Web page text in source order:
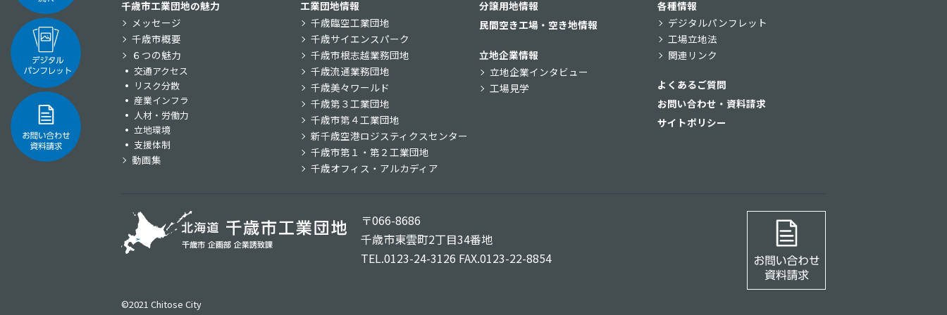
千歳市工業団地の魅力
メッセージ
千歳市概要
６つの魅力
交通アクセス
リスク分散
産業インフラ
人材・労働力
立地環境
支援体制
動画集
工業団地情報
千歳臨空工業団地
千歳サイエンスパーク
千歳市根志越業務団地
千歳流通業務団地
千歳美々ワールド
千歳第３工業団地
千歳市第４工業団地
新千歳空港ロジスティクスセンター
千歳市第１・第２工業団地
千歳オフィス・アルカディア
分譲用地情報
民間空き工場・空き地情報
立地企業情報
立地企業インタビュー
工場見学
各種情報
デジタルパンフレット
工場立地法
関連リンク
よくあるご質問
お問い合わせ・資料請求
サイトポリシー
〒066-8686
千歳市東雲町2丁目34番地
TEL.0123-24-3126 FAX.0123-22-8854
©2021 Chitose City